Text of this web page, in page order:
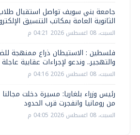
جامعة بني سويف تواصل استقبال
الثانوية العامة بمكاتب التنسيق
السبت، 08 اغسطس 2026 04:21 م
فلسطين : الاستيطان ذراع ممنهجة
والتهجير.. وندعو لإجراءات عقابية عاجلة
السبت، 08 اغسطس 2026 04:16 م
رئيس وزراء بلغاريا: مسيرة دخلت
من رومانيا وانفجرت قرب الحدود
السبت، 08 اغسطس 2026 04:05 م